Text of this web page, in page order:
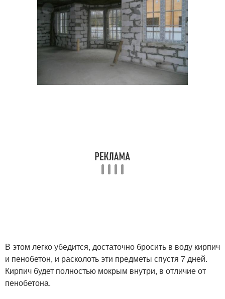
В этом легко убедится, достаточно бросить в воду кирпич
и пенобетон, и расколоть эти предметы спустя 7 дней.
Кирпич будет полностью мокрым внутри, в отличие от
пенобетона.